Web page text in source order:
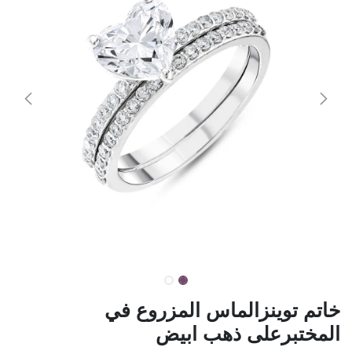
خاتم توينزالماس المزروع في
المختبرعلى ذهب ابيض